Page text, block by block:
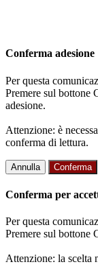
Conferma adesione
Per questa
Premere sul bottone
adesione.
Attenzione: è
conferma di lettura.
Annulla Conferma
Conferma per
Per questa
Premere sul bottone
Attenzione: la scelta